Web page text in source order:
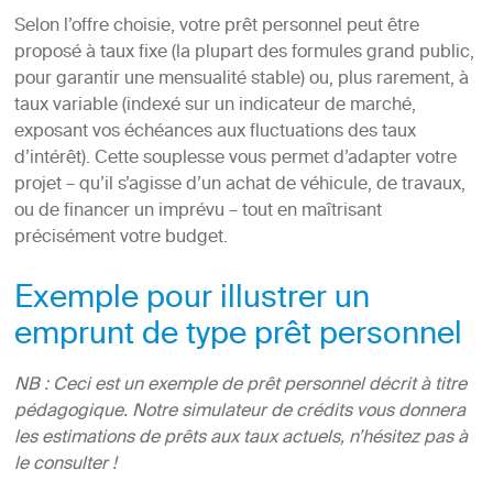
Selon l’offre choisie, votre prêt personnel peut être
proposé à taux fixe (la plupart des formules grand public,
pour garantir une mensualité stable) ou, plus rarement, à
taux variable (indexé sur un indicateur de marché,
exposant vos échéances aux fluctuations des taux
d’intérêt). Cette souplesse vous permet d’adapter votre
projet – qu’il s’agisse d’un achat de véhicule, de travaux,
ou de financer un imprévu – tout en maîtrisant
précisément votre budget.
Exemple pour illustrer un
emprunt de type prêt personnel
NB : Ceci est un exemple de prêt personnel décrit à titre
pédagogique. Notre simulateur de crédits vous donnera
les estimations de prêts aux taux actuels, n’hésitez pas à
le consulter !